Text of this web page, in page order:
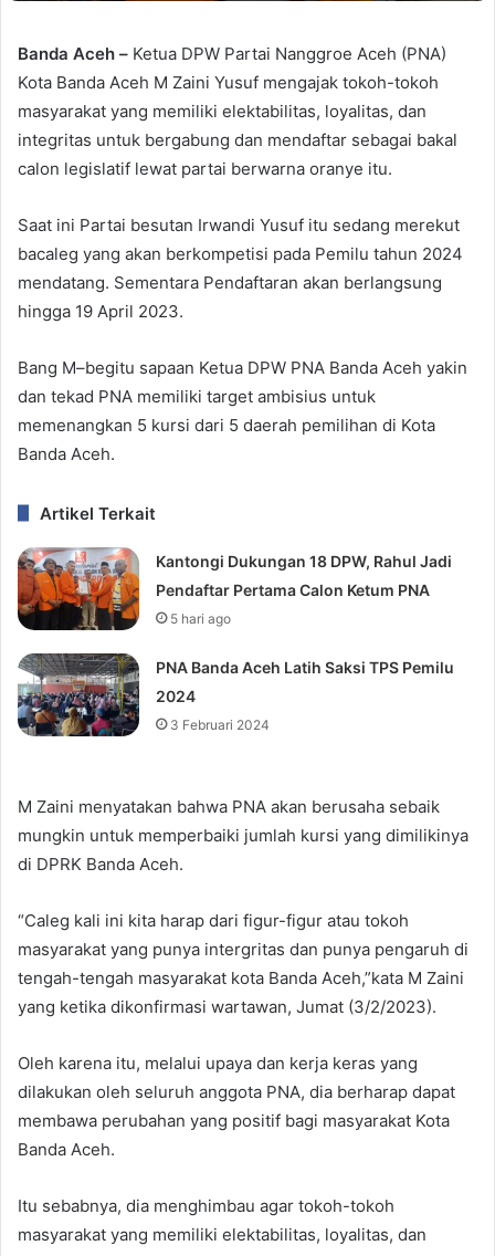
Banda Aceh – Ketua DPW Partai Nanggroe Aceh (PNA)
Kota Banda Aceh M Zaini Yusuf mengajak tokoh-tokoh
masyarakat yang memiliki elektabilitas, loyalitas, dan
integritas untuk bergabung dan mendaftar sebagai bakal
calon legislatif lewat partai berwarna oranye itu.
Saat ini Partai besutan Irwandi Yusuf itu sedang merekut
bacaleg yang akan berkompetisi pada Pemilu tahun 2024
mendatang. Sementara Pendaftaran akan berlangsung
hingga 19 April 2023.
Bang M–begitu sapaan Ketua DPW PNA Banda Aceh yakin
dan tekad PNA memiliki target ambisius untuk
memenangkan 5 kursi dari 5 daerah pemilihan di Kota
Banda Aceh.
Artikel Terkait
Kantongi Dukungan 18 DPW, Rahul Jadi
Pendaftar Pertama Calon Ketum PNA
5 hari ago
PNA Banda Aceh Latih Saksi TPS Pemilu
2024
3 Februari 2024
M Zaini menyatakan bahwa PNA akan berusaha sebaik
mungkin untuk memperbaiki jumlah kursi yang dimilikinya
di DPRK Banda Aceh.
“Caleg kali ini kita harap dari figur-figur atau tokoh
masyarakat yang punya intergritas dan punya pengaruh di
tengah-tengah masyarakat kota Banda Aceh,”kata M Zaini
yang ketika dikonfirmasi wartawan, Jumat (3/2/2023).
Oleh karena itu, melalui upaya dan kerja keras yang
dilakukan oleh seluruh anggota PNA, dia berharap dapat
membawa perubahan yang positif bagi masyarakat Kota
Banda Aceh.
Itu sebabnya, dia menghimbau agar tokoh-tokoh
masyarakat yang memiliki elektabilitas, loyalitas, dan